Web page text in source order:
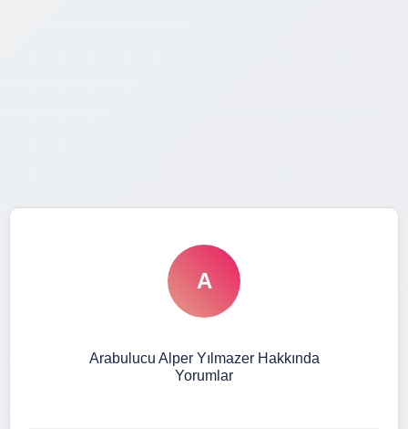
A
Arabulucu Alper Yılmazer Hakkında
Yorumlar